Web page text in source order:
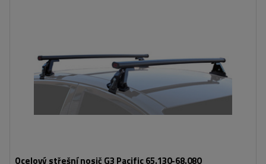
Ocelový střešní nosič G3 Pacific 65.130-68.080